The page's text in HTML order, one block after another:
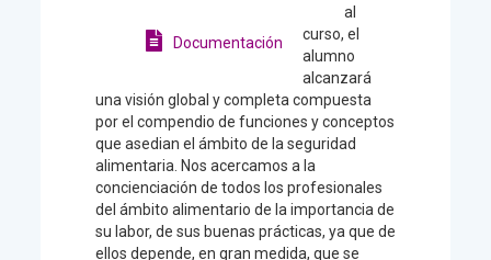
Documentación
al
curso, el
alumno
alcanzará
una visión global y completa compuesta
por el compendio de funciones y conceptos
que asedian el ámbito de la seguridad
alimentaria. Nos acercamos a la
concienciación de todos los profesionales
del ámbito alimentario de la importancia de
su labor, de sus buenas prácticas, ya que de
ellos depende, en gran medida, que se